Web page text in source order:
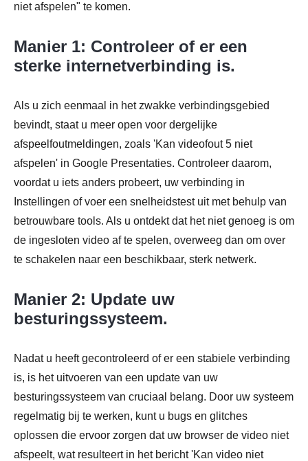
niet afspelen" te komen.
Manier 1: Controleer of er een
sterke internetverbinding is.
Als u zich eenmaal in het zwakke verbindingsgebied
bevindt, staat u meer open voor dergelijke
afspeelfoutmeldingen, zoals 'Kan videofout 5 niet
afspelen' in Google Presentaties. Controleer daarom,
voordat u iets anders probeert, uw verbinding in
Instellingen of voer een snelheidstest uit met behulp van
betrouwbare tools. Als u ontdekt dat het niet genoeg is om
de ingesloten video af te spelen, overweeg dan om over
te schakelen naar een beschikbaar, sterk netwerk.
Manier 2: Update uw
besturingssysteem.
Nadat u heeft gecontroleerd of er een stabiele verbinding
is, is het uitvoeren van een update van uw
besturingssysteem van cruciaal belang. Door uw systeem
regelmatig bij te werken, kunt u bugs en glitches
oplossen die ervoor zorgen dat uw browser de video niet
afspeelt, wat resulteert in het bericht 'Kan video niet